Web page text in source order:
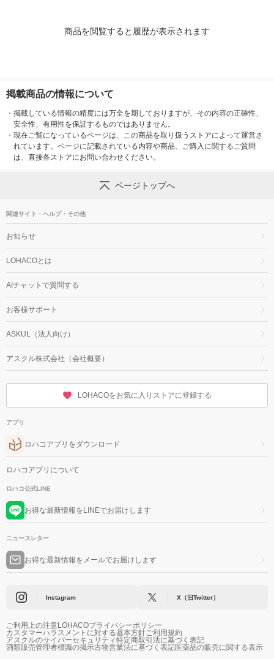
商品を閲覧すると履歴が表示されます
掲載商品の情報について
・ 掲載している情報の精度には万全を期しておりますが、その内容の正確性、
安全性、有用性を保証するものではありません。
・ 現在ご覧になっているページは、この商品を取り扱うストアによって運営さ
れています。ページに記載されている内容や商品、ご購入に関するご質問
は、直接各ストアにお問い合わせください。
ページトップへ
関連サイト・ヘルプ・その他
お知らせ
LOHACOとは
AIチャットで質問する
お客様サポート
ASKUL（法人向け）
アスクル株式会社（会社概要）
LOHACOをお気に入りストアに登録する
アプリ
ロハコアプリをダウンロード
ロハコアプリについて
ロハコ公式LINE
お得な最新情報をLINEでお届けします
ニュースレター
お得な最新情報をメールでお届けします
Instagram X（旧Twitter）
ご利用上の注意LOHACOプライバシーポリシー
カスタマーハラスメントに対する基本方針ご利用規約
アスクルのサイバーセキュリティ特定商取引法に基づく表記
酒類販売管理者標識の掲示古物営業法に基づく表記医薬品の販売に関する表示